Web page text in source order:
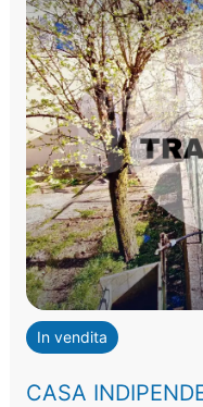
In vendita
CASA